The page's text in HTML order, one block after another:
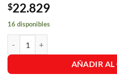
$22.829
16 disponibles
AÑADIR AL